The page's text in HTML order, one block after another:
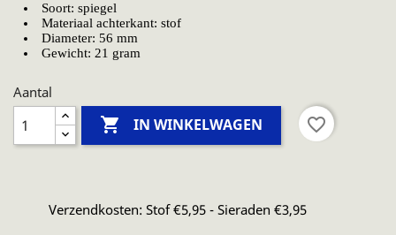
Soort: spiegel
Materiaal achterkant: stof
Diameter: 56 mm
Gewicht: 21 gram
Aantal
 IN WINKELWAGEN favorite_border
Verzendkosten: Stof €5,95 - Sieraden €3,95